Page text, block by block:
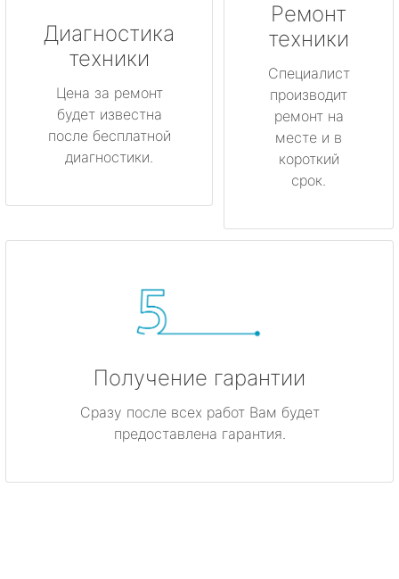
Диагностика
техники
Цена за ремонт
будет известна
после бесплатной
диагностики.
Ремонт
техники
Специалист
производит
ремонт на
месте и в
короткий
срок.
Получение гарантии
Сразу после всех работ Вам будет
предоставлена гарантия.